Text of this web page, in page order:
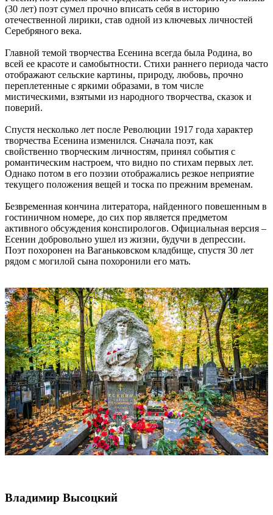
(30 лет) поэт сумел прочно вписать себя в историю
отечественной лирики, став одной из ключевых личностей
Серебряного века.
Главной темой творчества Есенина всегда была Родина, во
всей ее красоте и самобытности. Стихи раннего периода часто
отображают сельские картины, природу, любовь, прочно
переплетенные с яркими образами, в том числе
мистическими, взятыми из народного творчества, сказок и
поверий.
Спустя несколько лет после Революции 1917 года характер
творчества Есенина изменился. Сначала поэт, как
свойственно творческим личностям, принял события с
романтическим настроем, что видно по стихам первых лет.
Однако потом в его поэзии отображались резкое неприятие
текущего положения вещей и тоска по прежним временам.
Безвременная кончина литератора, найденного повешенным в
гостиничном номере, до сих пор является предметом
активного обсуждения конспирологов. Официальная версия –
Есенин добровольно ушел из жизни, будучи в депрессии.
Поэт похоронен на Ваганьковском кладбище, спустя 30 лет
рядом с могилой сына похоронили его мать.
Владимир Высоцкий